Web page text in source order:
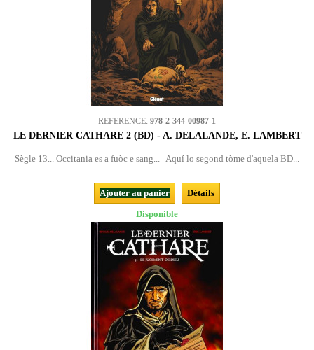
REFERENCE: 978-2-344-00987-1
LE DERNIER CATHARE 2 (BD) - A. DELALANDE, E. LAMBERT
Sègle 13... Occitania es a fuòc e sang... Aquí lo segond tòme d'aquela BD...
Ajouter au panier
Détails
Disponible